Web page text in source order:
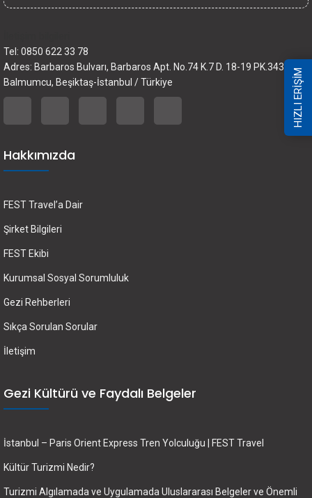
HIZLI ERİŞİM
Tel: 0850 622 33 78
Adres: Barbaros Bulvarı, Barbaros Apt. No.74 K.7 D. 18-19 PK.34349
Balmumcu, Beşiktaş-İstanbul / Türkiye
Hakkımızda
FEST Travel’a Dair
Şirket Bilgileri
FEST Ekibi
Kurumsal Sosyal Sorumluluk
Gezi Rehberleri
Sıkça Sorulan Sorular
İletişim
Gezi Kültürü ve Faydalı Belgeler
İstanbul – Paris Orient Express Tren Yolculuğu | FEST Travel
Kültür Turizmi Nedir?
Turizmi Algılamada ve Uygulamada Uluslararası Belgeler ve Önemli